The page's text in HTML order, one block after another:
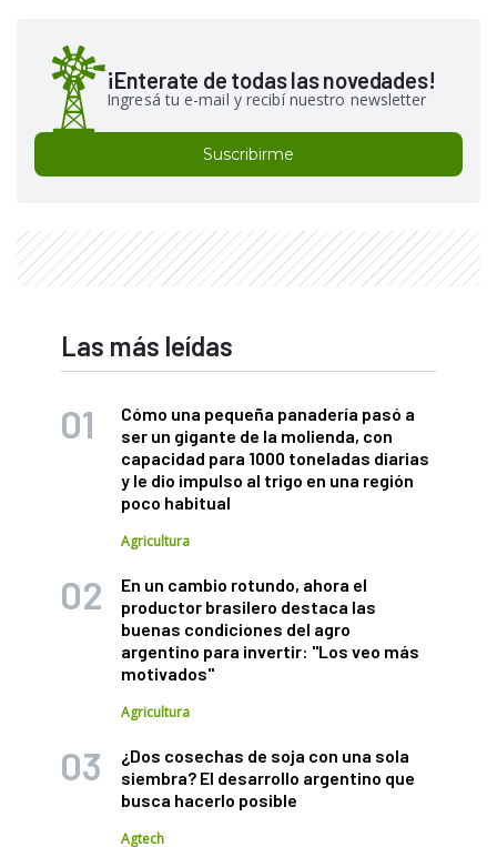
¡Enterate de todas las novedades!
Ingresá tu e-mail y recibí nuestro newsletter
Suscribirme
Las más leídas
Cómo una pequeña panadería pasó a
ser un gigante de la molienda, con
capacidad para 1000 toneladas diarias
y le dio impulso al trigo en una región
poco habitual
Agricultura
En un cambio rotundo, ahora el
productor brasilero destaca las
buenas condiciones del agro
argentino para invertir: "Los veo más
motivados"
Agricultura
¿Dos cosechas de soja con una sola
siembra? El desarrollo argentino que
busca hacerlo posible
Agtech